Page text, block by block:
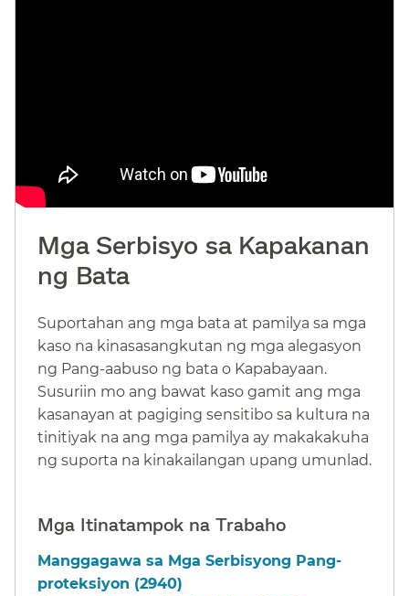
Mga Serbisyo sa Kapakanan
ng Bata​​
Suportahan ang mga bata at pamilya sa mga
kaso na kinasasangkutan ng mga alegasyon
ng Pang-aabuso ng bata o Kapabayaan.
Susuriin mo ang bawat kaso gamit ang mga
kasanayan at pagiging sensitibo sa kultura na
tinitiyak na ang mga pamilya ay makakakuha
ng suporta na kinakailangan upang umunlad.​​
Mga Itinatampok na Trabaho​​
Manggagawa sa Mga Serbisyong Pang-
proteksiyon (2940)​​